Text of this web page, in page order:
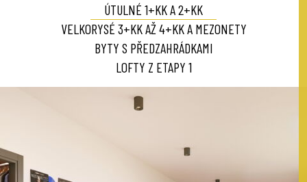
ÚTULNÉ 1+KK A 2+KK
VELKORYSÉ 3+KK AŽ 4+KK A MEZONETY
BYTY S PŘEDZAHRÁDKAMI
LOFTY Z ETAPY 1